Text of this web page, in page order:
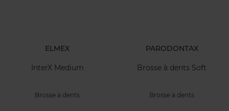
ELMEX
InterX Medium
Brosse à dents
PARODONTAX
Brosse à dents Soft
Brosse à dents